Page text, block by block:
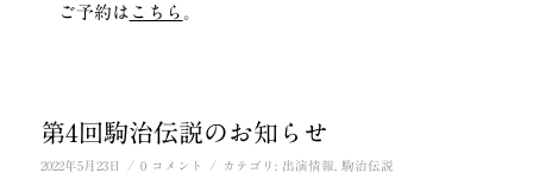
ご予約は こちら 。
第4回駒治伝説のお知らせ
2022年5月23日 / 0 コメント / カテゴリ: 出演情報 駒治伝説